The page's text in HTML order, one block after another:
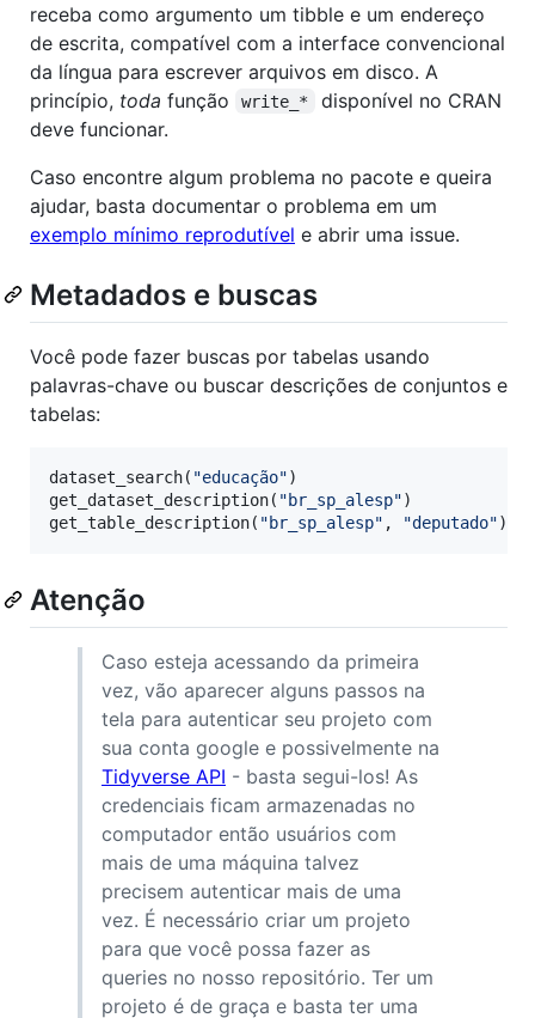
receba como argumento um tibble e um endereço
de escrita, compatível com a interface convencional
da língua para escrever arquivos em disco. A
princípio, toda função write_*
disponível no CRAN
deve funcionar.
Caso encontre algum problema no pacote e queira
ajudar, basta documentar o problema em um
exemplo mínimo reprodutível e abrir uma issue.
Metadados e buscas
Você pode fazer buscas por tabelas usando
palavras-chave ou buscar descrições de conjuntos e
tabelas:
dataset_search( "educação")
get_dataset_description( "br_sp_alesp")
get_table_description( "br_sp_alesp" , "deputado")
Atenção
Caso esteja acessando da primeira
vez, vão aparecer alguns passos na
tela para autenticar seu projeto com
sua conta google e possivelmente na
Tidyverse API - basta segui-los! As
credenciais ficam armazenadas no
computador então usuários com
mais de uma máquina talvez
precisem autenticar mais de uma
vez. É necessário criar um projeto
para que você possa fazer as
queries no nosso repositório. Ter um
projeto é de graça e basta ter uma